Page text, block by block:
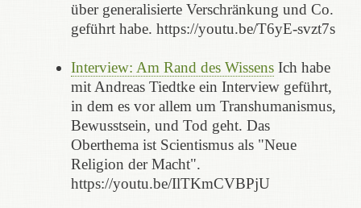
über generalisierte Verschränkung und Co.
geführt habe. https://youtu.be/T6yE-svzt7s
Interview: Am Rand des WissensIch habe
mit Andreas Tiedtke ein Interview geführt,
in dem es vor allem um Transhumanismus,
Bewusstsein, und Tod geht. Das
Oberthema ist Scientismus als "Neue
Religion der Macht".
https://youtu.be/IlTKmCVBPjU